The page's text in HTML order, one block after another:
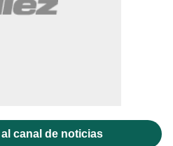
canal de noticias